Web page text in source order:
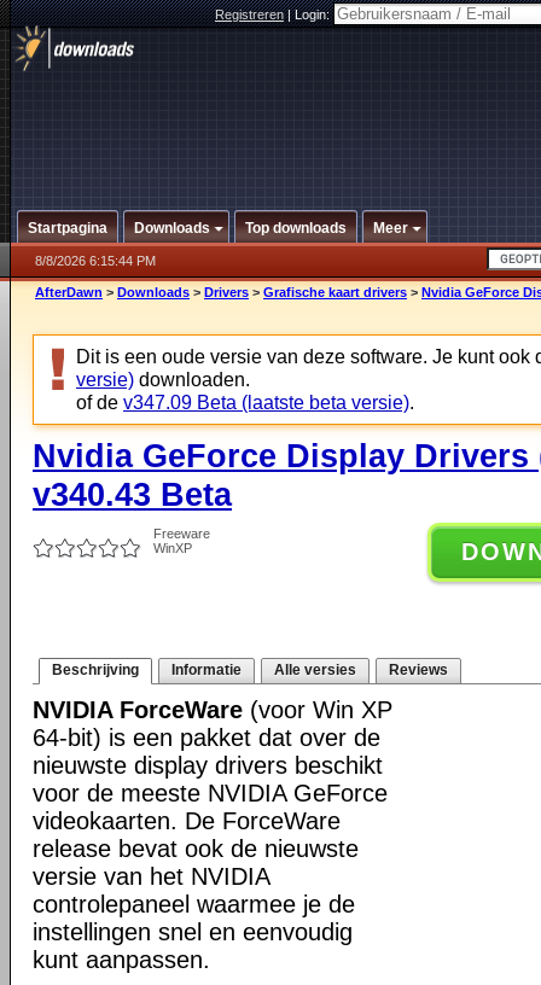
Registreren|Login:
Startpagina Downloads Top downloads Meer
8/8/2026 6:15:44 PM
AfterDawn > Downloads > Drivers > Grafische kaart drivers > Nvidia GeForce
Dit is een oude versie van deze software. Je kunt ook
versie) downloaden.
of de v347.09 Beta (laatste beta versie).
Nvidia GeForce Display Drivers
v340.43 Beta
Freeware
WinXP
Beschrijving Informatie Alle versies Reviews
NVIDIA ForceWare (voor Win XP
64-bit) is een pakket dat over de
nieuwste display drivers beschikt
voor de meeste NVIDIA GeForce
videokaarten. De ForceWare
release bevat ook de nieuwste
versie van het NVIDIA
controlepaneel waarmee je de
instellingen snel en eenvoudig
kunt aanpassen.